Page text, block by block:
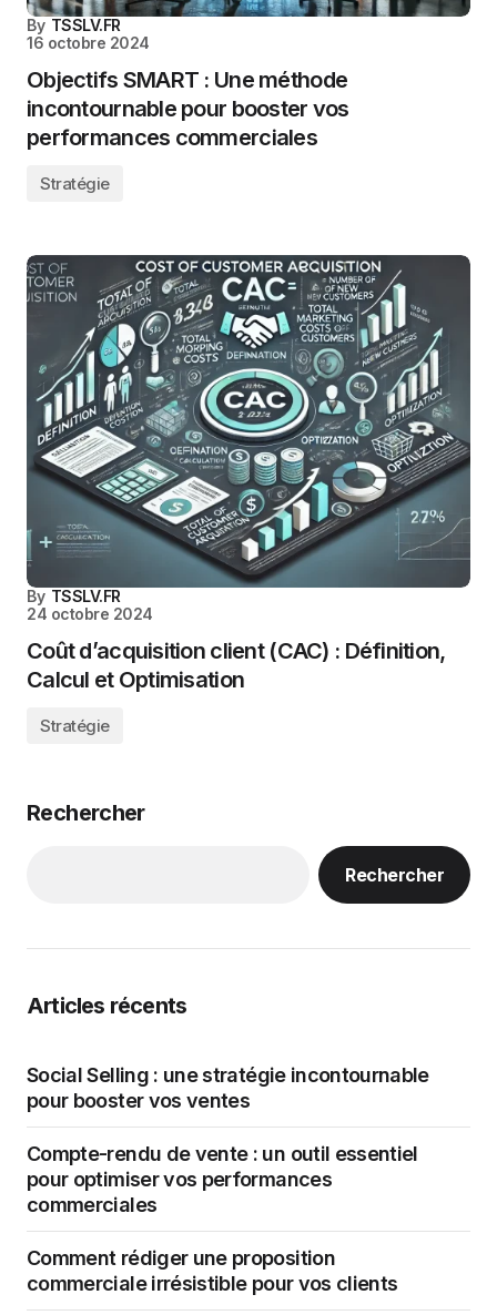
By TSSLV.FR
16 octobre 2024
Objectifs SMART : Une méthode
incontournable pour booster vos
performances commerciales
Stratégie
By TSSLV.FR
24 octobre 2024
Coût d’acquisition client (CAC) : Définition,
Calcul et Optimisation
Stratégie
Rechercher
Rechercher
Articles récents
Social Selling : une stratégie incontournable
pour booster vos ventes
Compte-rendu de vente : un outil essentiel
pour optimiser vos performances
commerciales
Comment rédiger une proposition
commerciale irrésistible pour vos clients